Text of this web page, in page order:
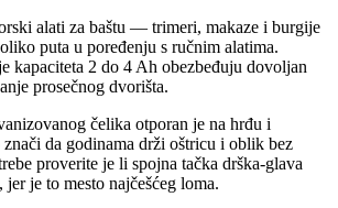
alati za baštu — trimeri, makaze i burgije
puta u poređenju s ručnim alatima.
kapaciteta 2 do 4 Ah obezbeđuju dovoljan
prosečnog dvorišta.
čelika otporan je na hrđu i
znači da godinama drži oštricu i oblik bez
proverite je li spojna tačka drška-glava
je to mesto najčešćeg loma.